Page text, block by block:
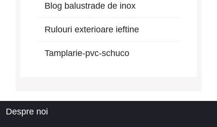
Blog balustrade de inox
Rulouri exterioare ieftine
Tamplarie-pvc-schuco
Despre noi